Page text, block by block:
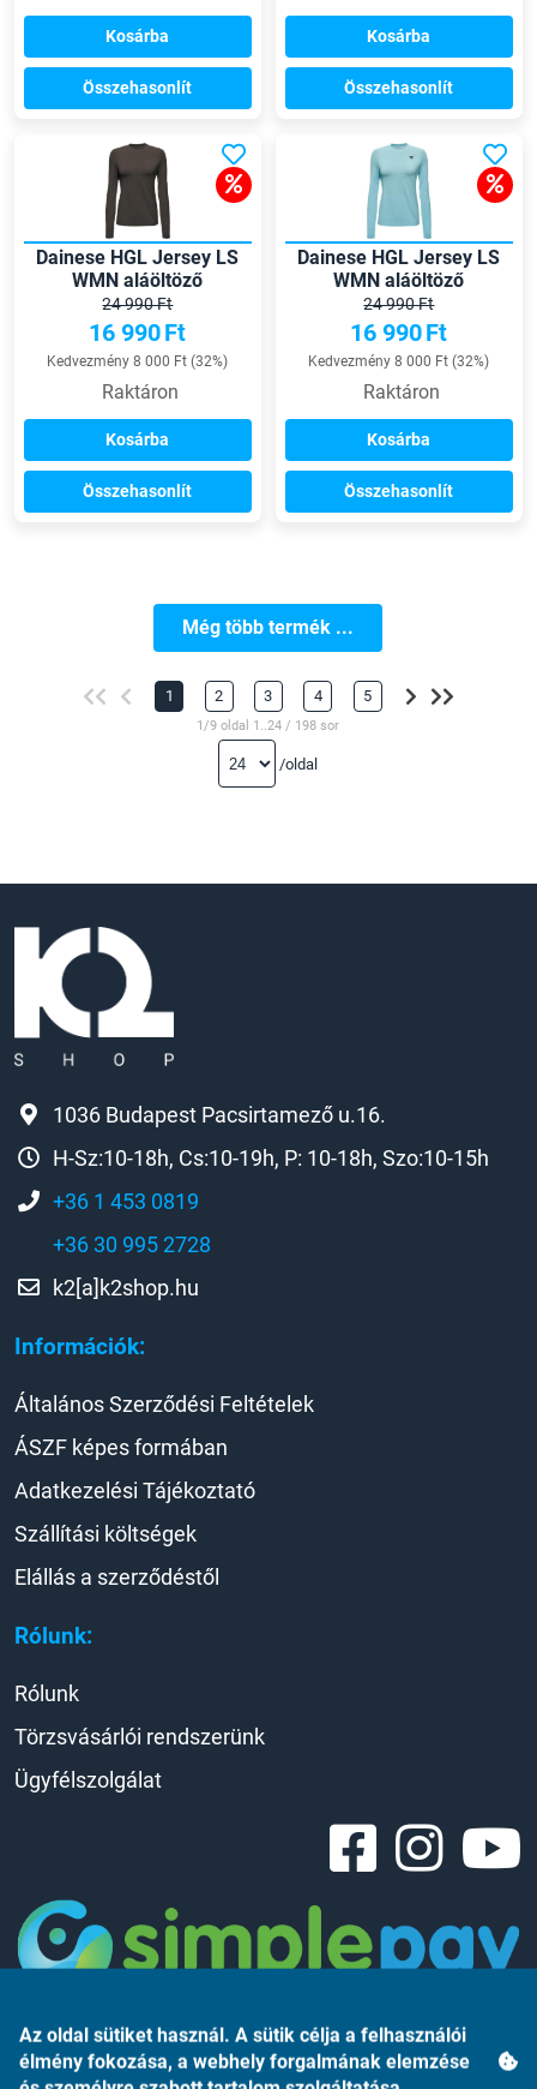
Kosárba
Összehasonlít
Kosárba
Összehasonlít
Dainese HGL Jersey LS
WMN aláöltöző
24 990 Ft
16 990Ft
Kedvezmény 8 000 Ft (32%)
Raktáron
Kosárba
Összehasonlít
Dainese HGL Jersey LS
WMN aláöltöző
24 990 Ft
16 990Ft
Kedvezmény 8 000 Ft (32%)
Raktáron
Kosárba
Összehasonlít
Még több termék ...
1 2 3 4 5
1/9 oldal 1..24 / 198 sor
/oldal
Információk:
Rólunk:
1036 Budapest Pacsirtamező u.16.
H-Sz:10-18h, Cs:10-19h, P: 10-18h, Szo:10-15h
+36 1 453 0819
+36 30 995 2728
k2[a]k2shop.hu
Általános Szerződési Feltételek
ÁSZF képes formában
Adatkezelési Tájékoztató
Szállítási költségek
Elállás a szerződéstől
Rólunk
Törzsvásárlói rendszerünk
Ügyfélszolgálat
Az oldal sütiket használ. A sütik célja a felhasználói
élmény fokozása, a webhely forgalmának elemzése
és személyre szabott tartalom szolgáltatása